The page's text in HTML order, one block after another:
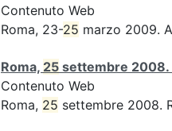
Contenuto Web
Roma, 23-25 marzo 2009.
Roma, 25 settembre 2008.
Contenuto Web
Roma, 25 settembre 2008.